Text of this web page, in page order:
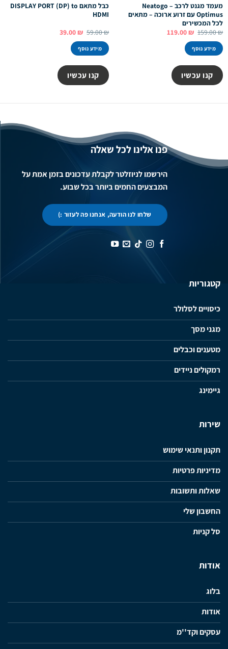
מעמד מגנט לרכב – Neatogo
Optimus עם זרוע ארוכה – מתאים
לכל המכשירים
159.00₪ המחיר
היה:
159.00 ₪.
119.00₪ המחיר
מידע נוסף
קנו עכשיו
כבל מתאם DISPLAY PORT (DP) to
HDMI
59.00₪ המחיר
היה:
59.00 ₪.
39.00₪ המחיר
מידע נוסף
קנו עכשיו
פנו אלינו לכל שאלה
הירשמו לניוזלטר לקבלת עדכונים בזמן אמת על
המבצעים החמים ביותר בכל שבוע.
שלחו לנו הודעה, אנחנו פה לעזור :)
קטגוריות
כיסויים לסלולר
מגני מסך
מטענים וכבלים
רמקולים ניידים
גיימינג
שירות
תקנון ותנאי שימוש
מדיניות פרטיות
שאלות ותשובות
החשבון שלי
סל קניות
אודות
בלוג
אודות
עסקים וקד''מ